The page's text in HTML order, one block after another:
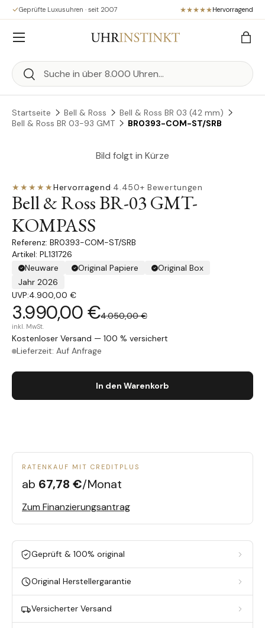
Direkt zum Inhalt
Geprüfte Luxusuhren · seit 2007 Hervorragend
Suchen
Suchen
Menü
Startseite Bell & Ross
Bell & Ross BR 03 (42 mm)
Bell & Ross BR 03-93 GMT
BR0393-COM-ST/SRB
Bild folgt in Kürze
★★★★★Hervorragend·4.450+ Bewertungen
Bell & Ross BR-03 GMT-
KOMPASS
BR0393-COM-ST/SRB
Artikel: PL131726
Neuware
Original Papiere
Original Box
Jahr 2026
UVP:4.900,00 €
3.990,00 €4.050,00 €
inkl. MwSt.
Kostenloser Versand — 100 % versichert
Lieferzeit: Auf Anfrage
In den Warenkorb
RATENKAUF MIT CREDITPLUS
ab 67,78 €/Monat
Zum Finanzierungsantrag
Geprüft & 100% original
Original Herstellergarantie
Versicherter Versand